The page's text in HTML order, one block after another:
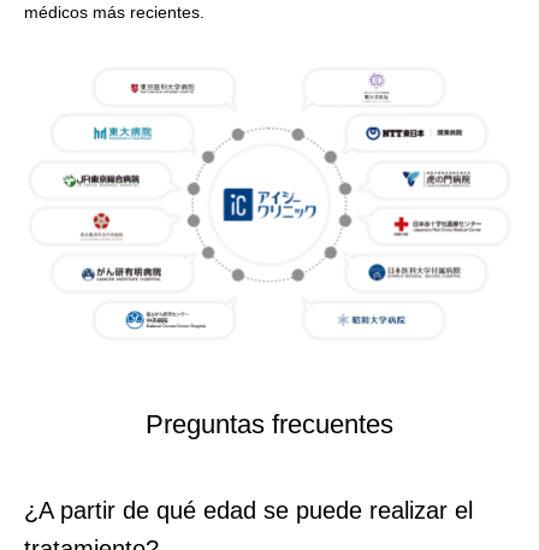
médicos más recientes.
Preguntas frecuentes
¿A partir de qué edad se puede realizar el